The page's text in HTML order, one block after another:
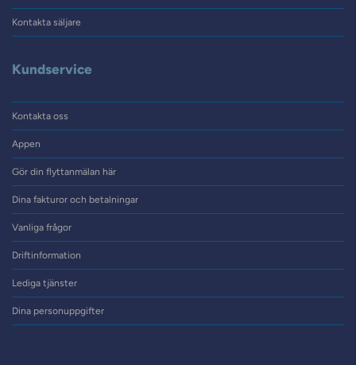
Kontakta säljare
Kundservice
Kontakta oss
Appen
Gör din flyttanmälan här
Dina fakturor och betalningar
Vanliga frågor
Driftinformation
Lediga tjänster
Dina personuppgifter